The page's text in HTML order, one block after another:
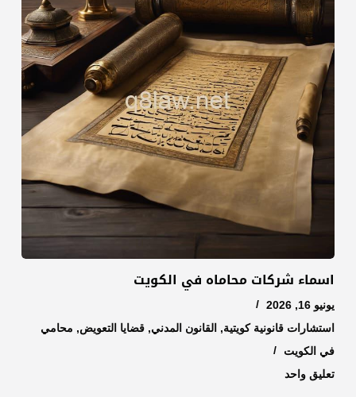
اسماء شركات محاماه في الكويت
يونيو 16, 2026
استشارات قانونية كويتية, القانون المدني, قضايا التعويض, محامي
في الكويت
تعليق واحد